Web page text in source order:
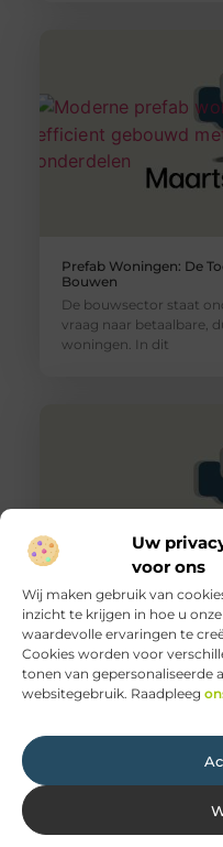
Uw
voor ons
Wij maken gebruik van
inzicht te krijgen in hoe u
waardevolle ervaringen te
Cookies worden voor
tonen van gepersonaliseerde
websitegebruik. Raadpleeg
Prefab Woningen: De
Bouwen
De bouwsector staat
vraag naar betaalbare,
woningen. In dit
Wat zijn de meest
keukenapparatuur?
Keukenapparatuur is
dagelijks leven. Van het